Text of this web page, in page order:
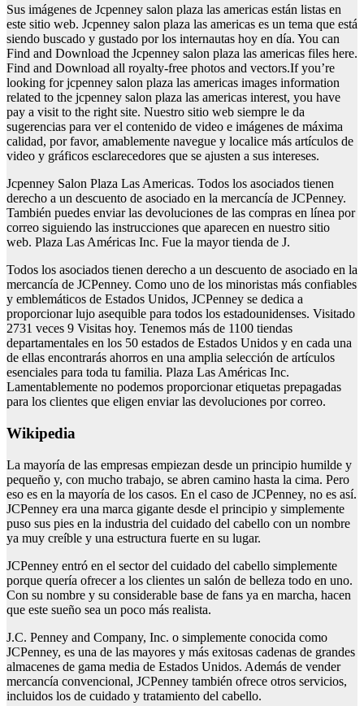
Sus imágenes de Jcpenney salon plaza las americas están listas en
este sitio web. Jcpenney salon plaza las americas es un tema que está
siendo buscado y gustado por los internautas hoy en día. You can
Find and Download the Jcpenney salon plaza las americas files here.
Find and Download all royalty-free photos and vectors.If you’re
looking for jcpenney salon plaza las americas images information
related to the jcpenney salon plaza las americas interest, you have
pay a visit to the right site. Nuestro sitio web siempre le da
sugerencias para ver el contenido de video e imágenes de máxima
calidad, por favor, amablemente navegue y localice más artículos de
video y gráficos esclarecedores que se ajusten a sus intereses.
Jcpenney Salon Plaza Las Americas. Todos los asociados tienen
derecho a un descuento de asociado en la mercancía de JCPenney.
También puedes enviar las devoluciones de las compras en línea por
correo siguiendo las instrucciones que aparecen en nuestro sitio
web. Plaza Las Américas Inc. Fue la mayor tienda de J.
Todos los asociados tienen derecho a un descuento de asociado en la
mercancía de JCPenney. Como uno de los minoristas más confiables
y emblemáticos de Estados Unidos, JCPenney se dedica a
proporcionar lujo asequible para todos los estadounidenses. Visitado
2731 veces 9 Visitas hoy. Tenemos más de 1100 tiendas
departamentales en los 50 estados de Estados Unidos y en cada una
de ellas encontrarás ahorros en una amplia selección de artículos
esenciales para toda tu familia. Plaza Las Américas Inc.
Lamentablemente no podemos proporcionar etiquetas prepagadas
para los clientes que eligen enviar las devoluciones por correo.
Wikipedia
La mayoría de las empresas empiezan desde un principio humilde y
pequeño y, con mucho trabajo, se abren camino hasta la cima. Pero
eso es en la mayoría de los casos. En el caso de JCPenney, no es así.
JCPenney era una marca gigante desde el principio y simplemente
puso sus pies en la industria del cuidado del cabello con un nombre
ya muy creíble y una estructura fuerte en su lugar.
JCPenney entró en el sector del cuidado del cabello simplemente
porque quería ofrecer a los clientes un salón de belleza todo en uno.
Con su nombre y su considerable base de fans ya en marcha, hacen
que este sueño sea un poco más realista.
J.C. Penney and Company, Inc. o simplemente conocida como
JCPenney, es una de las mayores y más exitosas cadenas de grandes
almacenes de gama media de Estados Unidos. Además de vender
mercancía convencional, JCPenney también ofrece otros servicios,
incluidos los de cuidado y tratamiento del cabello.